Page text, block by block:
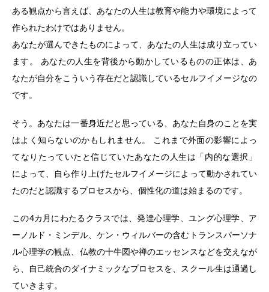
ある観点から言えば、あなたの人生は教育や能力や環境によって
作られたわけではありません。
あなたが選んできたものによって、あなたの人生は成り立ってい
ます。 あなたの人生を背後から動かしているものの正体は、あ
なたが自分をこういう存在だと認識しているセルフイメージなの
です。
そう。あなたは一番身近だと思っている、あなた自身のことを実
はよく知らないのかもしれません。 これまで外面の影響によっ
てなりたっていたと信じていたあなたの人生は「内的な選択」
によって、自ら作り上げたセルフイメージによって動かされてい
たのだと認識するプロセスから、個性化の道は始まるのです。
この4カ月にわたるクラスでは、発達心理学、ユング心理学、ア
ーノルド・ミンデル、ケン・ウィルバーの含むトランスパーソナ
ル心理学の観点、仏教の十牛図や禅のエッセンスなどを交えなが
ら、自己統合のダイナミックなプロセスを、スクール生は通過し
ていきます。